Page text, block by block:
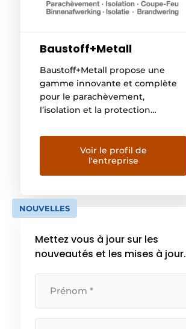
Baustoff+Metall
Baustoff+Metall propose une
gamme innovante et complète
pour le parachèvement,
l’isolation et la protection
d’expérience, sept agences et
120 collaborateurs, l’entreprise
allie une logistique performante
à une expertise approfondie.
camions équipés de cages, de
grues et de mécanismes rotatifs
matériaux directement […]
Voir le profil de
l'entreprise
NOUVELLES
Mettez vous à jour sur les
nouveautés et les mises à jour.